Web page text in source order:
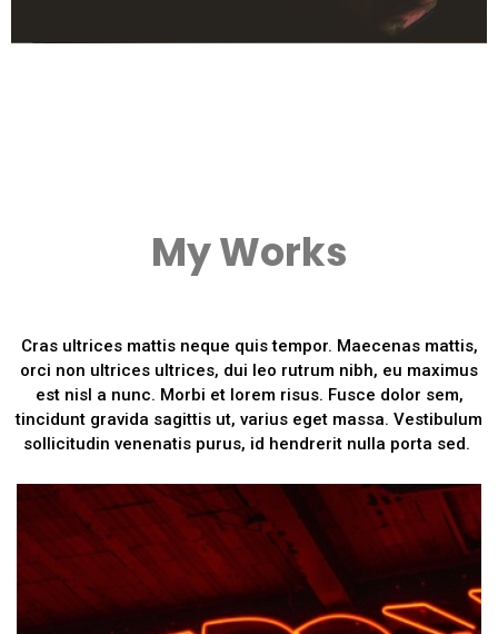
My Works
Cras ultrices mattis neque quis tempor. Maecenas mattis,
orci non ultrices ultrices, dui leo rutrum nibh, eu maximus
est nisl a nunc. Morbi et lorem risus. Fusce dolor sem,
tincidunt gravida sagittis ut, varius eget massa. Vestibulum
sollicitudin venenatis purus, id hendrerit nulla porta sed.